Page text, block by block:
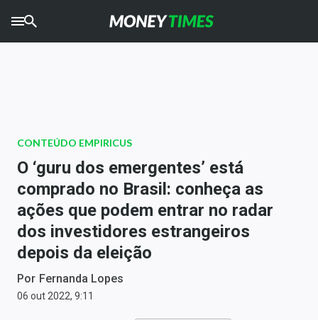
Giro do Mercado
Newsletters
Money Trader
Anuncie
Últimas Notícias
CONTEÚDO EMPIRICUS
O ‘guru dos emergentes’ está
comprado no Brasil: conheça as
ações que podem entrar no radar
dos investidores estrangeiros
depois da eleição
Por Fernanda Lopes
06 out 2022, 9:11